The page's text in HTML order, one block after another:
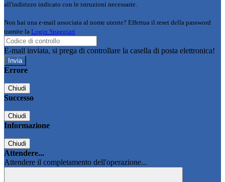
all'indirizzo indicato con le istruzioni necessarie.
Non hai una e-mail associata al nome utente? Effettua il reset della password
tramite la Login Spaggiari
E-mail inviata, si prega di controllare la casella di posta elettronica!
Errore
Chiudi
Successo
Chiudi
Informazione
Chiudi
Attendere...
Attendere il completamento dell'operazione...